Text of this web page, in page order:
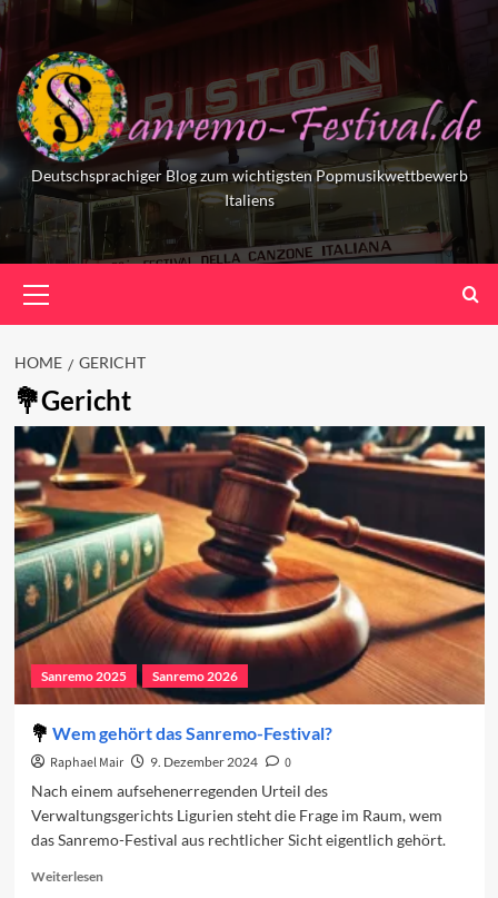
Skip
to
content
Deutschsprachiger Blog zum wichtigsten Popmusikwettbewerb
Italiens
Menu
HOME GERICHT
Gericht
Sanremo 2025 Sanremo 2026
Wem gehört das Sanremo-Festival?
Raphael Mair 9. Dezember 2024
0
Nach einem aufsehenerregenden Urteil des
Verwaltungsgerichts Ligurien steht die Frage im Raum, wem
das Sanremo-Festival aus rechtlicher Sicht eigentlich gehört.
WeiterlesenRead